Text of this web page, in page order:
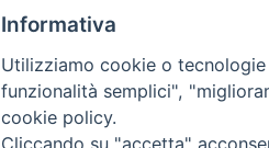
Informativa
Utilizziamo cookie o
funzionalità semplici",
cookie policy.